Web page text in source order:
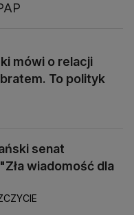
mówi o relacji
To polityk
senat
wiadomość dla